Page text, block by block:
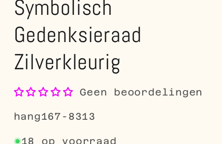
Symbolisch
Gedenksieraad
Zilverkleurig
Geen beoordelingen
SKU:
hang167-8313
18 op voorraad